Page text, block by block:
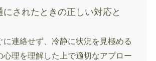
にされたときの正しい対応と
に連絡せず、冷静に状況を見極める
心理を理解した上で適切なアプロー